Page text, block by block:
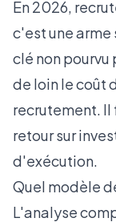
En 2026,
c'est une arme
clé non
de loin le coût
recrutement. Il
retour sur
d'exécution.
Quel modèle
L'analyse